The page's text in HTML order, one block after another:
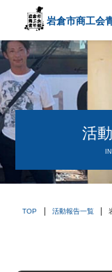
岩倉市商工会
〒482－0042
愛知県岩倉市中
TEL:0587-66-3400
FAX:0587-66-3417
頑張る中小企業を応援
活
TOP 活動報告一覧